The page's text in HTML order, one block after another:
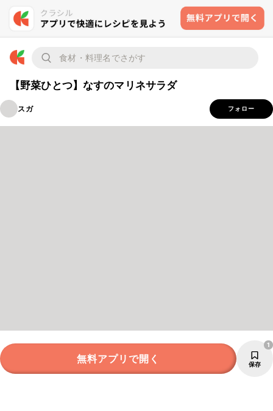
【野菜ひとつ】なすのマリネサラダ
スガ フォロー
無料アプリで開く 保存
1